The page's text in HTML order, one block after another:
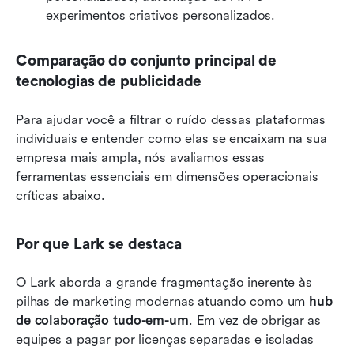
experimentos criativos personalizados.
Comparação do conjunto principal de
tecnologias de publicidade
Para ajudar você a filtrar o ruído dessas plataformas
individuais e entender como elas se encaixam na sua
empresa mais ampla, nós avaliamos essas
ferramentas essenciais em dimensões operacionais
críticas abaixo.
Por que Lark se destaca
O Lark aborda a grande fragmentação inerente às
pilhas de marketing modernas atuando como um hub
de colaboração tudo-em-um. Em vez de obrigar as
equipes a pagar por licenças separadas e isoladas